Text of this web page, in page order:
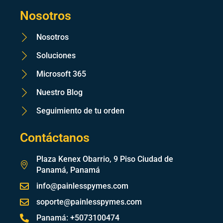
Nosotros
Nosotros
Soluciones
Microsoft 365
Nuestro Blog
Seguimiento de tu orden
Contáctanos
Plaza Kenex Obarrio, 9 Piso Ciudad de
Panamá, Panamá
info@painlesspymes.com
soporte@painlesspymes.com
Panamá: +5073100474